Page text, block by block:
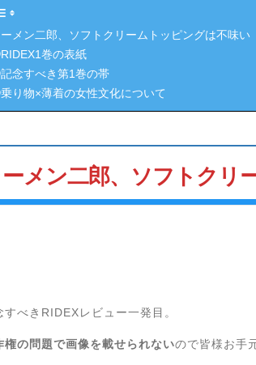
メン二郎、ソフトクリームトッピングは不味い
巻の表紙
念すべき第1巻の帯
り物×薄着の女性文化について
メン二郎、ソフトクリ
すべきRIDEXレビュー一発目。
権の問題で画像を載せられないので皆様お手